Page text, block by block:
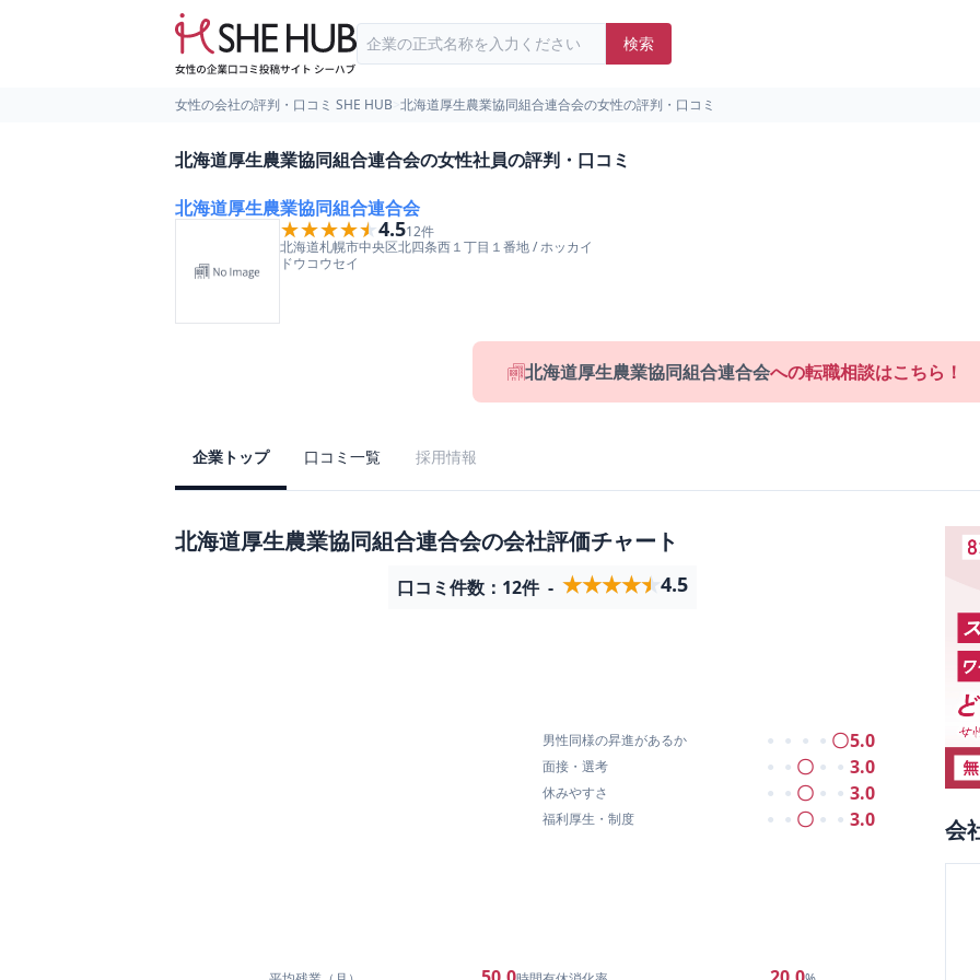
検索
女性の会社の評判・口コミ SHE HUB 北海道厚生農業協同組合連合会の女性の評判・口コミ
北海道厚生農業協同組合連合会の女性社員の評判・口コミ
北海道厚生農業協同組合連合会
★★★★★
★★★★★4.512件
北海道札幌市中央区北四条西１丁目１番地/ホッカイ
ドウコウセイ
北海道厚生農業協同組合連合会への転職相談はこちら！
企業トップ 口コミ一覧 採用情報
北海道厚生農業協同組合連合会の会社評価チャート
口コミ件数： 12件 - ★★★★★
★★★★★ 4.5
男性同様の昇進があるか ● ● ● ● 〇5.0
面接・選考 ● ● 〇 ● ● 3.0
休みやすさ ● ● 〇 ● ● 3.0
福利厚生・制度 ● ● 〇 ● ● 3.0 会